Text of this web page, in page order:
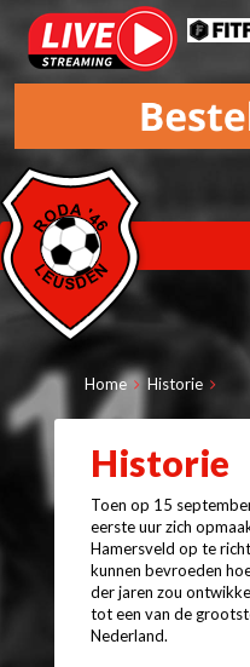
Home Historie
Historie
Toen op 15
eerste uur zich
Hamersveld op te
kunnen bevroeden
der jaren zou
tot een van de
Nederland.